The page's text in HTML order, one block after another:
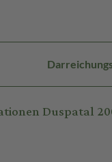
Duspatal